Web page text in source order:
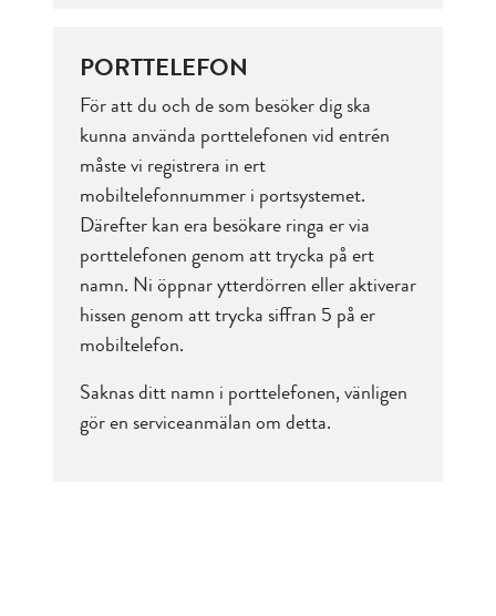
PORTTELEFON
För att du och de som besöker dig ska
kunna använda porttelefonen vid entrén
måste vi registrera in ert
mobiltelefonnummer i portsystemet.
Därefter kan era besökare ringa er via
porttelefonen genom att trycka på ert
namn. Ni öppnar ytterdörren eller aktiverar
hissen genom att trycka siffran 5 på er
mobiltelefon.
Saknas ditt namn i porttelefonen, vänligen
gör en serviceanmälan om detta.